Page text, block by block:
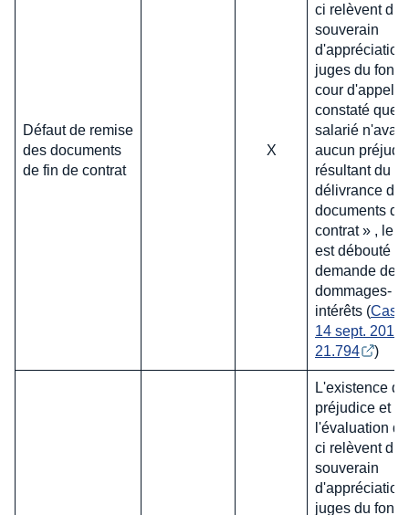
Défaut de remise
des documents
de fin de contrat
X
ci relèvent du
souverain
d'appréciation
juges du
cour d'appel,
constaté que
salarié n'avait
aucun
résultant du
délivrance des
documents
contrat » , le
est débouté
demande de
dommages-
intérêts (
14 sept. 2016,
21.794
)
L'existence
préjudice et
l'évaluation
ci relèvent du
souverain
d'appréciation
juges du fond